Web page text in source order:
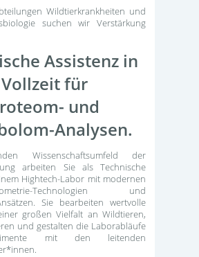
Wildtierkrankheiten und
suchen wir Verstärkung
Assistenz in
Vollzeit für
und
Analysen.
Wissenschaftsumfeld der
arbeiten Sie als Technische
Hightech-Labor mit modernen
Technologien und
Sie bearbeiten wertvolle
großen Vielfalt an Wildtieren,
und gestalten die Laborabläufe
mit den leitenden